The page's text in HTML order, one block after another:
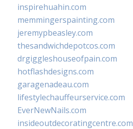
inspirehuahin.com
memmingerspainting.com
jeremypbeasley.com
thesandwichdepotcos.com
drgiggleshouseofpain.com
hotflashdesigns.com
garagenadeau.com
lifestylechauffeurservice.com
EverNewNails.com
insideoutdecoratingcentre.com